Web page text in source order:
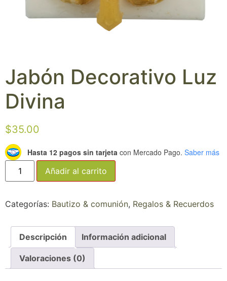
Jabón Decorativo Luz
Divina
$35.00
Hasta 12 pagos sin tarjeta con Mercado Pago. Saber más
Añadir al carrito
Categorías: Bautizo & comunión, Regalos & Recuerdos
Descripción Información adicional
Valoraciones (0)